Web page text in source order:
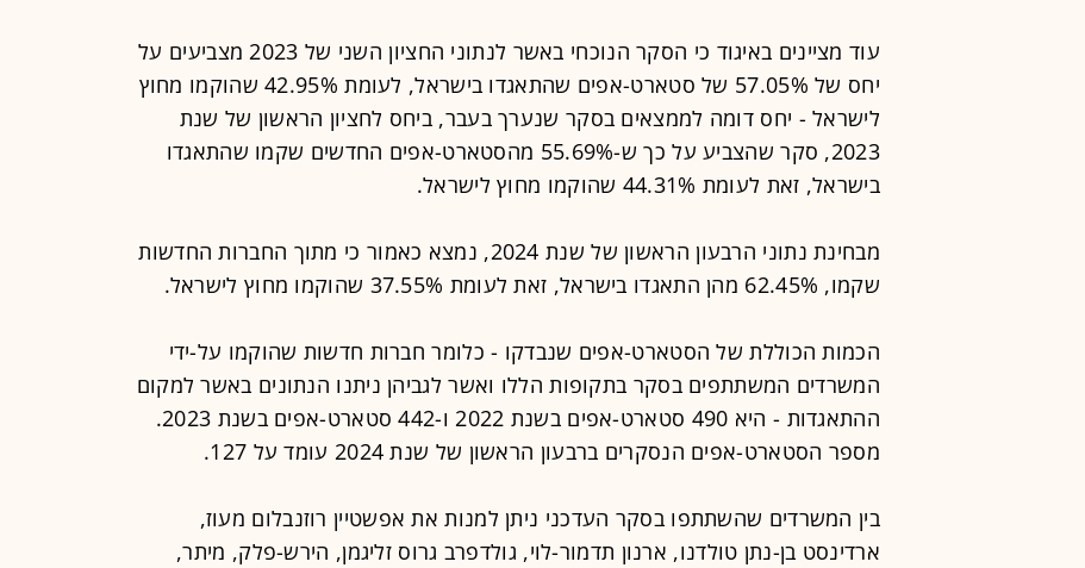
עוד מציינים באיגוד כי הסקר הנוכחי באשר לנתוני החציון השני של 2023 מצביעים על
יחס של 57.05% של סטארט-אפים שהתאגדו בישראל, לעומת 42.95% שהוקמו מחוץ
לישראל - יחס דומה לממצאים בסקר שנערך בעבר, ביחס לחציון הראשון של שנת
2023, סקר שהצביע על כך ש-55.69% מהסטארט-אפים החדשים שקמו שהתאגדו
בישראל, זאת לעומת 44.31% שהוקמו מחוץ לישראל.
מבחינת נתוני הרבעון הראשון של שנת 2024, נמצא כאמור כי מתוך החברות החדשות
שקמו, 62.45% מהן התאגדו בישראל, זאת לעומת 37.55% שהוקמו מחוץ לישראל.
הכמות הכוללת של הסטארט-אפים שנבדקו - כלומר חברות חדשות שהוקמו על-ידי
המשרדים המשתתפים בסקר בתקופות הללו ואשר לגביהן ניתנו הנתונים באשר למקום
ההתאגדות - היא 490 סטארט-אפים בשנת 2022 ו-442 סטארט-אפים בשנת 2023.
מספר הסטארט-אפים הנסקרים ברבעון הראשון של שנת 2024 עומד על 127.
בין המשרדים שהשתתפו בסקר העדכני ניתן למנות את אפשטיין רוזנבלום מעוז,
ארדינסט בן-נתן טולדנו, ארנון תדמור-לוי, גולדפרב גרוס זליגמן, הירש-פלק, מיתר,